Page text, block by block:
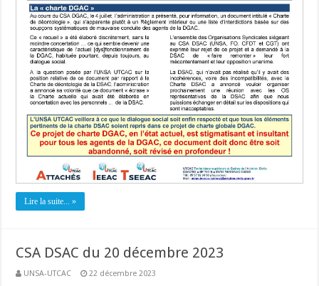
Lire la suite... »
CSA DSAC du 20 décembre 2023
UNSA-UTCAC 22 décembre 2023